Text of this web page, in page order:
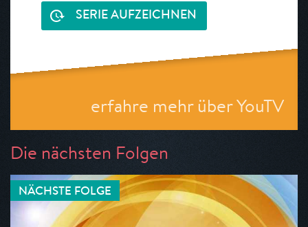
SERIE AUFZEICHNEN
erfahre mehr über YouTV
Die nächsten Folgen
NÄCHSTE FOLGE